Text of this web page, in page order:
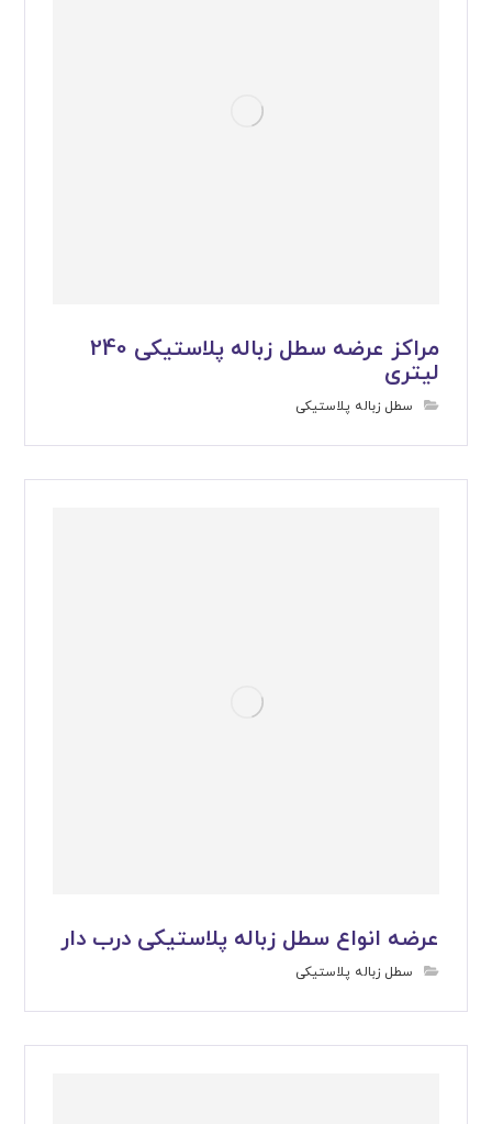
مراکز عرضه سطل زباله پلاستیکی 240
لیتری
سطل زباله پلاستیکی
عرضه انواع سطل زباله پلاستیکی درب دار
سطل زباله پلاستیکی